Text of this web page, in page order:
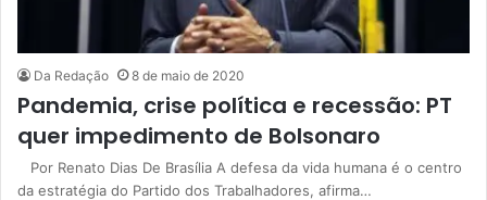
Da Redação 8 de maio de 2020
Pandemia, crise política e recessão: PT
quer impedimento de Bolsonaro
Por Renato Dias De Brasília A defesa da vida humana é o centro
da estratégia do Partido dos Trabalhadores, afirma…